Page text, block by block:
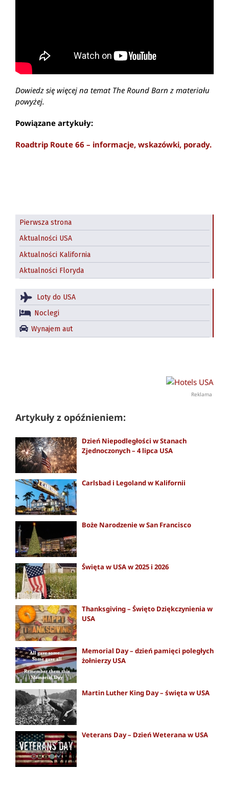
Dowiedz się więcej na temat The Round Barn z materiału
powyżej.
Powiązane artykuły:
Roadtrip Route 66 – informacje, wskazówki, porady.
Pierwsza strona
Aktualności USA
Aktualności Kalifornia
Aktualności Floryda
Loty do USA
Noclegi
Wynajem aut
Reklama
Artykuły z opóźnieniem:
Dzień Niepodległości w Stanach
Zjednoczonych – 4 lipca USA
Carlsbad i Legoland w Kalifornii
Boże Narodzenie w San Francisco
Święta w USA w 2025 i 2026
Thanksgiving – Święto Dziękczynienia w
USA
Memorial Day – dzień pamięci poległych
żołnierzy USA
Martin Luther King Day – święta w USA
Veterans Day – Dzień Weterana w USA